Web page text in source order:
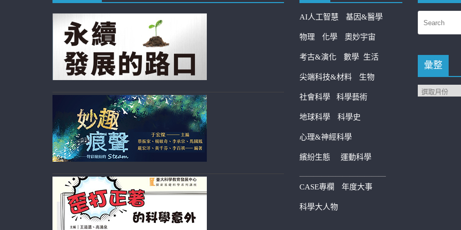
AI人工智慧 基因&醫學
物理 化學 奧妙宇宙
考古&演化 數學 生活
尖端科技&材料 生物
社會科學 科學藝術
地球科學 科學史
心理&神經科學
繽紛生態 運動科學
————————————
CASE專欄 年度大事
科學大人物
彙整